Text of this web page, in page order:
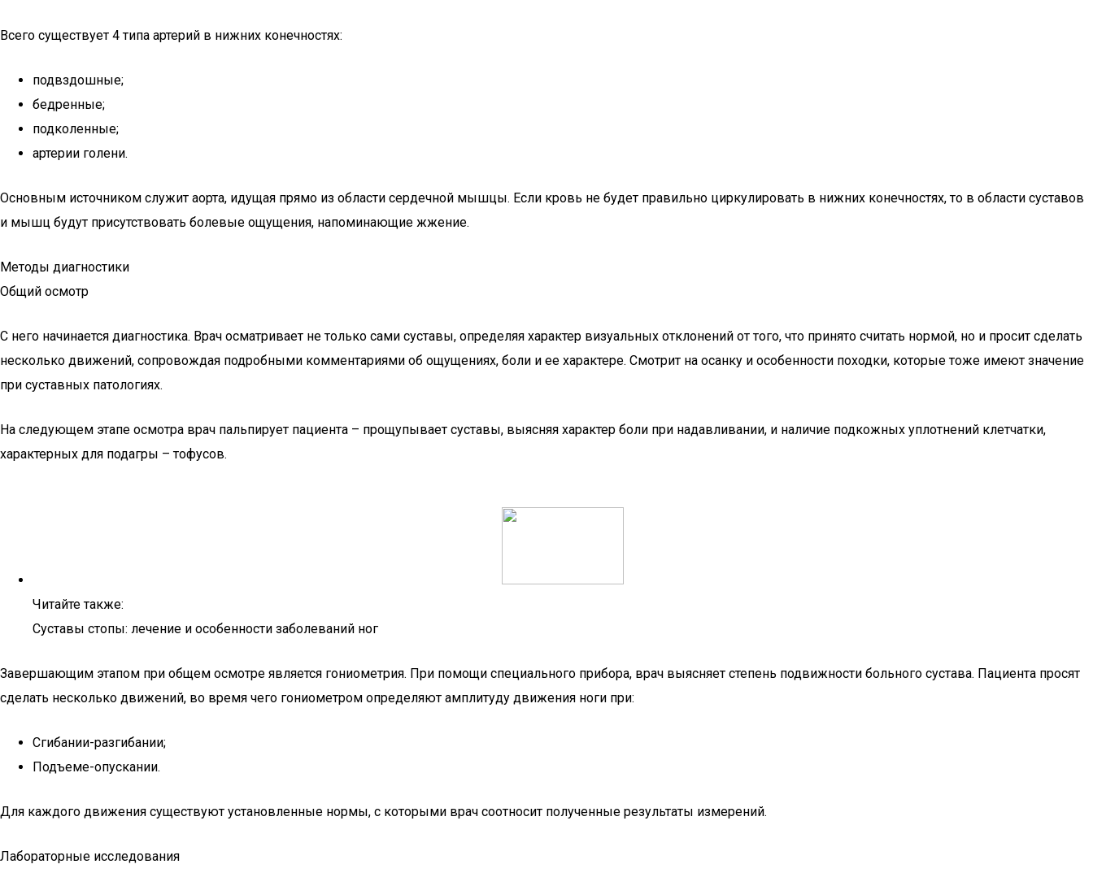
Всего существует 4 типа артерий в нижних конечностях:
подвздошные;
бедренные;
подколенные;
артерии голени.
Основным источником служит аорта, идущая прямо из области сердечной мышцы. Если кровь не будет правильно циркулировать в нижних конечностях, то в области суставов
и мышц будут присутствовать болевые ощущения, напоминающие жжение.
Методы диагностики
Общий осмотр
С него начинается диагностика. Врач осматривает не только сами суставы, определяя характер визуальных отклонений от того, что принято считать нормой, но и просит сделать
несколько движений, сопровождая подробными комментариями об ощущениях, боли и ее характере. Смотрит на осанку и особенности походки, которые тоже имеют значение
при суставных патологиях.
На следующем этапе осмотра врач пальпирует пациента – прощупывает суставы, выясняя характер боли при надавливании, и наличие подкожных уплотнений клетчатки,
характерных для подагры – тофусов.
Читайте также:
Суставы стопы: лечение и особенности заболеваний ног
Завершающим этапом при общем осмотре является гониометрия. При помощи специального прибора, врач выясняет степень подвижности больного сустава. Пациента просят
сделать несколько движений, во время чего гониометром определяют амплитуду движения ноги при:
Сгибании-разгибании;
Подъеме-опускании.
Для каждого движения существуют установленные нормы, с которыми врач соотносит полученные результаты измерений.
Лабораторные исследования